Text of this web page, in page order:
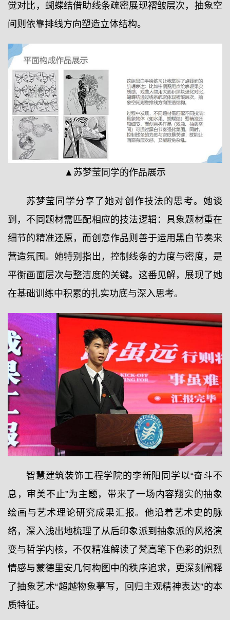
觉对比，蝴蝶结借助线条疏密展现褶皱层次，抽象空
间则依靠排线方向塑造立体结构。
▲苏梦莹同学的作品展示
苏梦莹同学分享了她对创作技法的思考。她谈
到，不同题材需匹配相应的技法逻辑：具象题材重在
细节的精准还原，而创意作品则善于运用黑白节奏来
营造氛围。她特别指出，控制线条的力度与密度，是
平衡画面层次与整洁度的关键。这番见解，展现了她
在基础训练中积累的扎实功底与深入思考。
智慧建筑装饰工程学院的李新阳同学以“奋斗不
息，审美不止”为主题，带来了一场内容翔实的抽象
绘画与艺术理论研究成果汇报。他沿着艺术史的脉
络，深入浅出地梳理了从后印象派到抽象派的风格演
变与哲学内核，不仅精准解读了梵高笔下色彩的炽烈
情感与蒙德里安几何构图中的秩序追求，更深刻阐释
了抽象艺术“超越物象摹写，回归主观精神表达”的本
质特征。